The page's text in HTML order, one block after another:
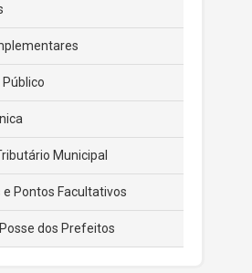
Municipal
e Pontos Facultativos
dos Prefeitos